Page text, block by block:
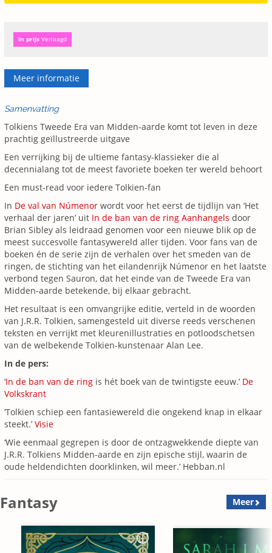
In prijs Verlaagd
Meer informatie
Samenvatting
Tolkiens Tweede Era van Midden-aarde komt tot leven in deze
prachtig geïllustreerde uitgave
Een verrijking bij de ultieme fantasy-klassieker die al
decennialang tot de meest favoriete boeken ter wereld behoort
Een must-read voor iedere Tolkien-fan
In De val van Númenor wordt voor het eerst de tijdlijn van ‘Het
verhaal der jaren’ uit In de ban van de ring Aanhangels door
Brian Sibley als leidraad genomen voor een nieuwe blik op de
meest succesvolle fantasywereld aller tijden. Voor fans van de
boeken én de serie zijn de verhalen over het smeden van de
ringen, de stichting van het eilandenrijk Númenor en het laatste
verbond tegen Sauron, dat het einde van de Tweede Era van
Midden-aarde betekende, bij elkaar gebracht.
Het resultaat is een omvangrijke editie, verteld in de woorden
van J.R.R. Tolkien, samengesteld uit diverse reeds verschenen
teksten en verrijkt met kleurenillustraties en potloodschetsen
van de welbekende Tolkien-kunstenaar Alan Lee.
In de pers:
‘In de ban van de ring is hét boek van de twintigste eeuw.’ De
Volkskrant
‘Tolkien schiep een fantasiewereld die ongekend knap in elkaar
steekt.’ Visie
‘Wie eenmaal gegrepen is door de ontzagwekkende diepte van
J.R.R. Tolkiens Midden-aarde en zijn epische stijl, waarin de
oude heldendichten doorklinken, wil meer.’ Hebban.nl
Fantasy Meer